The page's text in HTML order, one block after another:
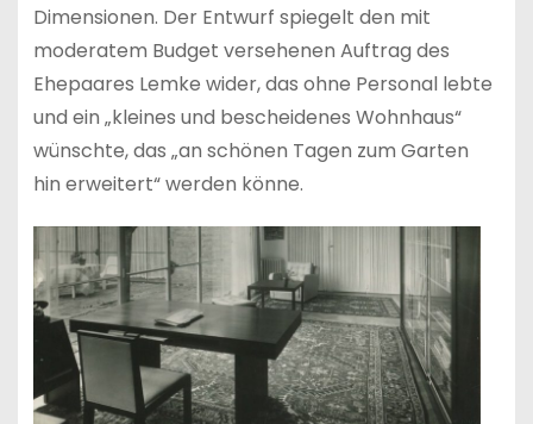
Dimensionen. Der Entwurf spiegelt den mit
moderatem Budget versehenen Auftrag des
Ehepaares Lemke wider, das ohne Personal lebte
und ein „kleines und bescheidenes Wohnhaus“
wünschte, das „an schönen Tagen zum Garten
hin erweitert“ werden könne.